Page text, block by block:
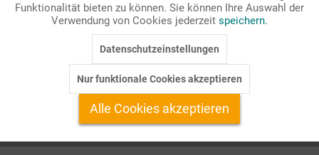
Andacht zum Kreuzzeichen
Ausgabe: 02/2023
Auf Ihren Merkzettel setzen
Marketing Inaktiv
Inaktiv
Funktionalität bieten zu können. Sie können Ihre Auswahl der
Verwendung von Cookies jederzeit speichern.
Datenschutzeinstellungen
Nur funktionale Cookies akzeptieren
Alle Cookies akzeptieren